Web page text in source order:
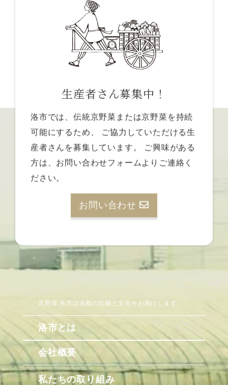
生産者さん募集中！
洛市では、伝統京野菜または京野菜を持続
可能にするため、
ご協力していただける生
産者さんを募集しています。
ご興味がある
方は、お問い合わせフォームよりご連絡く
ださい。
お問い合わせ
京野菜 洛市は京都の伝統と文化をお届けします。
洛市とは
会社概要
私たちの取り組み